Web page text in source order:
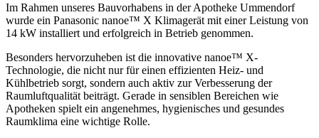
Im Rahmen unseres Bauvorhabens in der Apotheke Ummendorf
wurde ein Panasonic nanoe™ X Klimagerät mit einer Leistung von
14 kW installiert und erfolgreich in Betrieb genommen.
Besonders hervorzuheben ist die innovative nanoe™ X-
Technologie, die nicht nur für einen effizienten Heiz- und
Kühlbetrieb sorgt, sondern auch aktiv zur Verbesserung der
Raumluftqualität beiträgt. Gerade in sensiblen Bereichen wie
Apotheken spielt ein angenehmes, hygienisches und gesundes
Raumklima eine wichtige Rolle.